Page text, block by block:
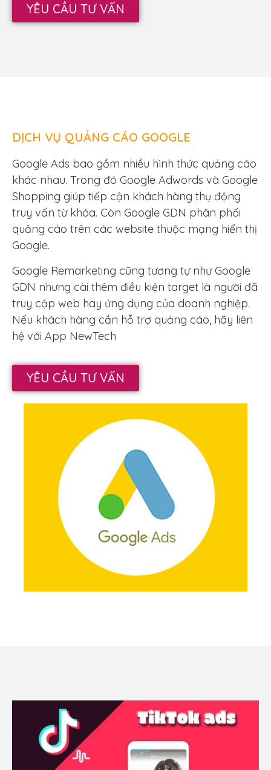
YÊU CẦU TƯ VẤN
DỊCH VỤ QUẢNG CÁO GOOGLE
Google Ads bao gồm nhiều hình thức quảng cáo
khác nhau. Trong đó Google Adwords và Google
Shopping giúp tiếp cận khách hàng thụ động
truy vấn từ khóa. Còn Google GDN phân phối
quảng cáo trên các website thuộc mạng hiển thị
Google.
Google Remarketing cũng tương tự như Google
GDN nhưng cài thêm điều kiện target là người đã
truy cập web hay ứng dụng của doanh nghiệp.
Nếu khách hàng cần hỗ trợ quảng cáo, hãy liên
hệ với App NewTech
YÊU CẦU TƯ VẤN